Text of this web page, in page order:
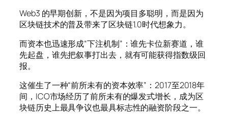
Web3 的早期创新，不是因为项目多聪明，而是因为
区块链技术的普及带来了区块链1.0时代想象力。
而资本也迅速形成“下注机制”：谁先卡位新赛道，谁
先起盘，谁先把叙事打出去，就有可能获得指数级回
报。
这催生了一种“前所未有的资本效率”：2017至2018年
间，ICO市场经历了前所未有的爆发式增长，成为区
块链历史上最具争议也最具标志性的融资阶段之一。